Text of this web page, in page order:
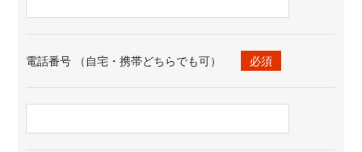
電話番号 （自宅・携帯どちらでも可） 必須